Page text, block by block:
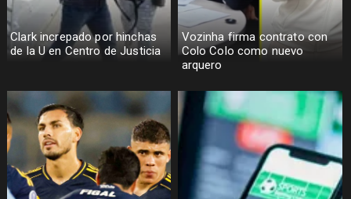
Clark increpado por hinchas
de la U en Centro de Justicia
Vozinha firma contrato con
Colo Colo como nuevo
arquero